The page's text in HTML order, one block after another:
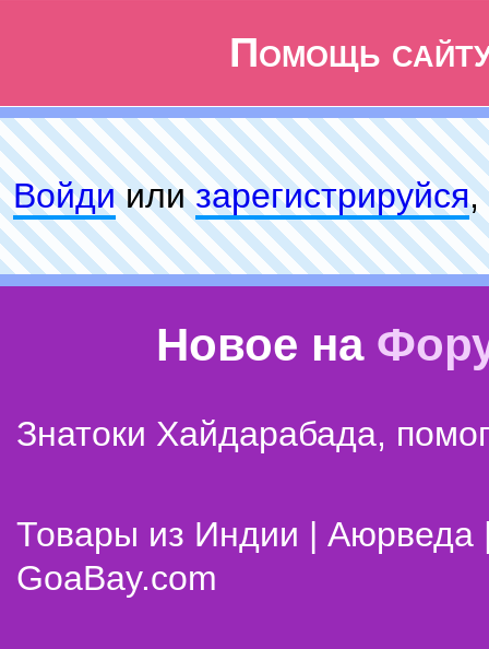
Помощь
Войдиилизарeгиcтpируйся,
Новое на
Знатоки Хайдарабада,
Товары из Индии | Аюрведа
GoaBay.com